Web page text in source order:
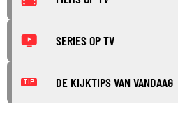
SERIES OP TV
TIP DE KIJKTIPS VAN VANDAAG